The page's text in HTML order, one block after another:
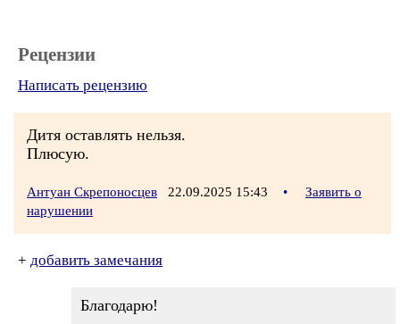
Рецензии
Написать рецензию
Дитя оставлять нельзя.
Плюсую.
Антуан Скрепоносцев 22.09.2025 15:43 •
Заявить о
нарушении
+ добавить замечания
Благодарю!